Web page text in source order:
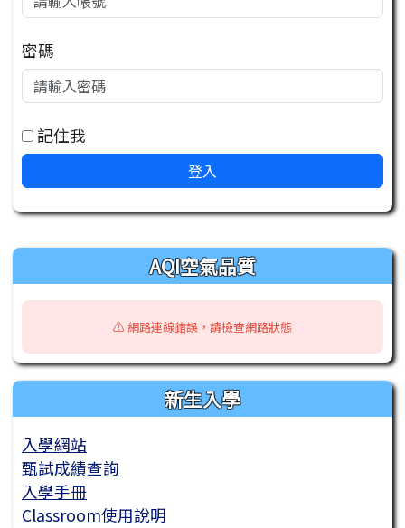
密碼
記住我
登入
右邊區域內容 AQI空氣品質
⚠️ 網路連線錯誤，請檢查網路狀態
新生入學
入學網站
甄試成績查詢
入學手冊
Classroom使用說明